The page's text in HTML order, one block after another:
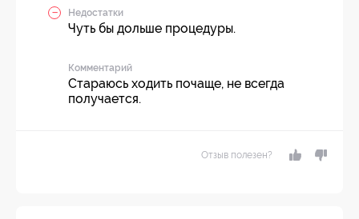
Недостатки
Чуть бы дольше процедуры.
Комментарий
Стараюсь ходить почаще, не всегда
получается.
Отзыв полезен?